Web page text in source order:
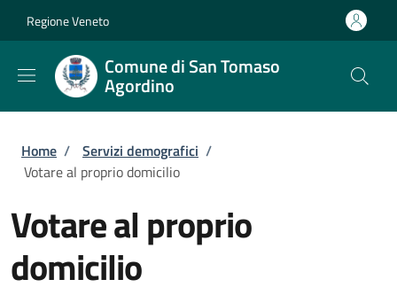
Regione Veneto
Comune di San Tomaso
Agordino
Briciole di pane
Home / Servizi demografici /
Votare al proprio domicilio
Votare al proprio
domicilio